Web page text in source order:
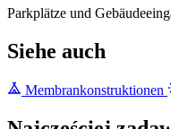
Parkplätze und
Siehe auch
Membrankonstruktionen